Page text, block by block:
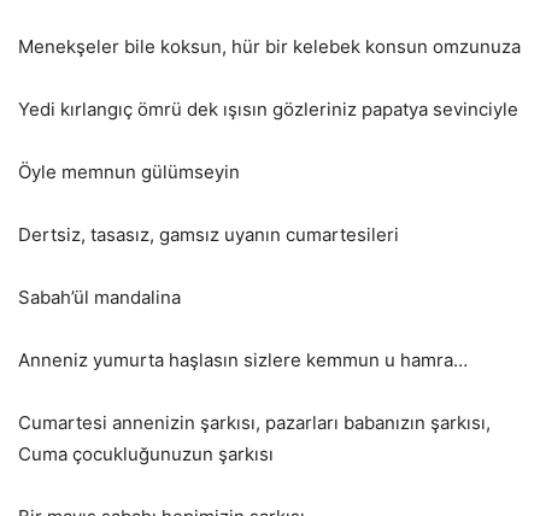
Menekşeler bile koksun, hür bir kelebek konsun omzunuza
Yedi kırlangıç ömrü dek ışısın gözleriniz papatya sevinciyle
Öyle memnun gülümseyin
Dertsiz, tasasız, gamsız uyanın cumartesileri
Sabah’ül mandalina
Anneniz yumurta haşlasın sizlere kemmun u hamra…
Cumartesi annenizin şarkısı, pazarları babanızın şarkısı,
Cuma çocukluğunuzun şarkısı